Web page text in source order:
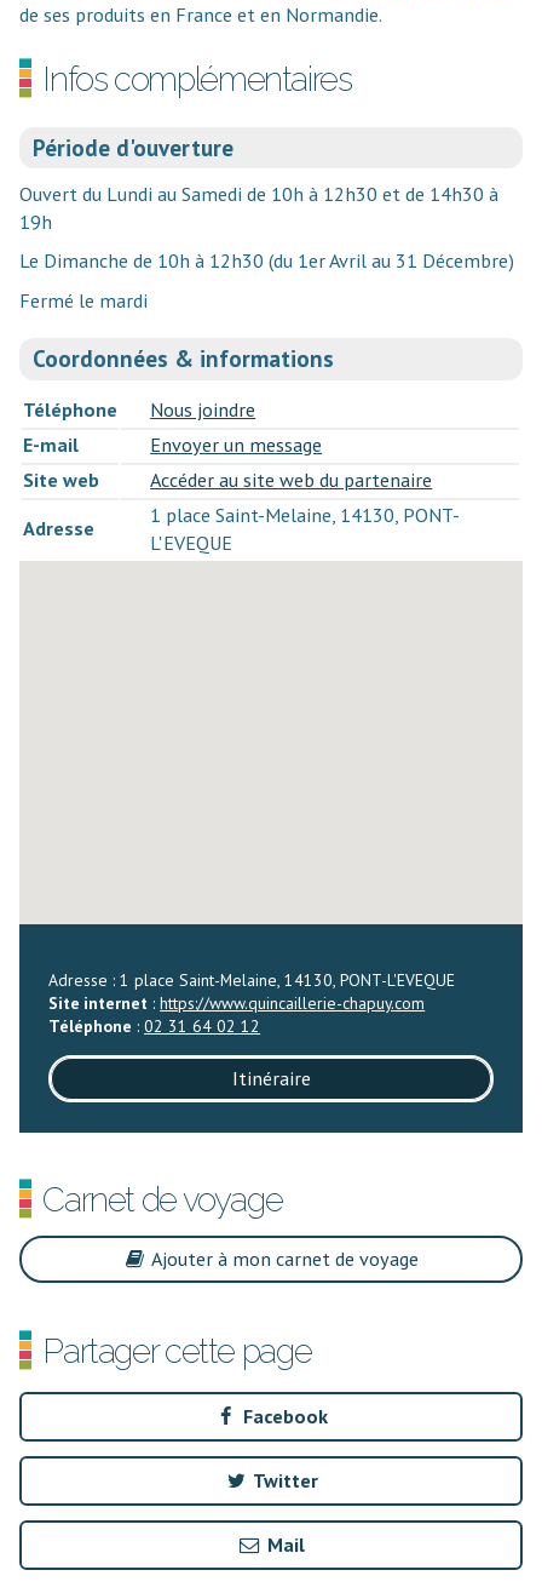
de ses produits en France et en Normandie.
Infos complémentaires
Période d'ouverture
Ouvert du Lundi au Samedi de 10h à 12h30 et de 14h30 à
19h
Le Dimanche de 10h à 12h30 (du 1er Avril au 31 Décembre)
Fermé le mardi
Coordonnées & informations
Téléphone
Nous joindre
E-mail
Envoyer un message
Site web
Accéder au site web du partenaire
Adresse
1 place Saint-Melaine, 14130, PONT-
L'EVEQUE
Adresse : 1 place Saint-Melaine, 14130, PONT-L'EVEQUE
Site internet :https://www.quincaillerie-chapuy.com
Téléphone :02 31 64 02 12
Itinéraire
Carnet de voyage
Ajouter à mon carnet de voyage
Partager cette page
Facebook
Twitter
Mail